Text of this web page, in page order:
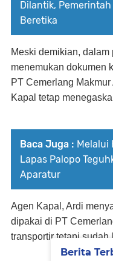
Dilantik,
Beretika
Meski demikian,
menemukan dokumen
PT Cemerlang
Kapal tetap
Baca Juga : Melalui
Lapas Palopo
Aparatur
Agen Kapal, Ardi
dipakai di PT
transportir tetapi
Berita